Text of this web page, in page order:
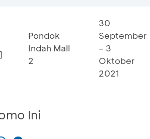
Pondok
Indah Mall
2
30
September
– 3
Oktober
2021
Ini